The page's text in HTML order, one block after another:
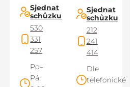
Sjednat
schůzku
530
331
257
Po–
Pá:
Sjednat
schůzku
212
241
414
Dle
telefonické